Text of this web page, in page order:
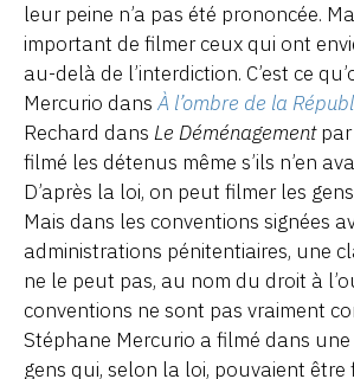
leur peine n’a pas été prononcée.
important de filmer ceux qui ont
au-delà de l’interdiction. C’est ce
Mercurio dans À l’ombre de la
Rechard dans Le Déménagementpar
filmé les détenus même s’ils n’en
D’après la loi, on peut filmer les
Mais dans les conventions signées
administrations pénitentiaires, une
ne le peut pas, au nom du droit à
conventions ne sont pas vraiment
Stéphane Mercurio a filmé dans
gens qui, selon la loi, pouvaient être